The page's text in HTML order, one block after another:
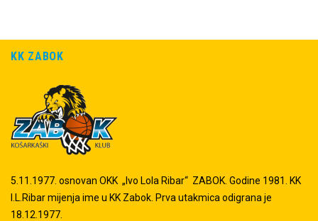
KK ZABOK
5.11.1977. osnovan OKK „Ivo Lola Ribar“ ZABOK. Godine 1981. KK
I.L.Ribar mijenja ime u KK Zabok. Prva utakmica odigrana je
18.12.1977.